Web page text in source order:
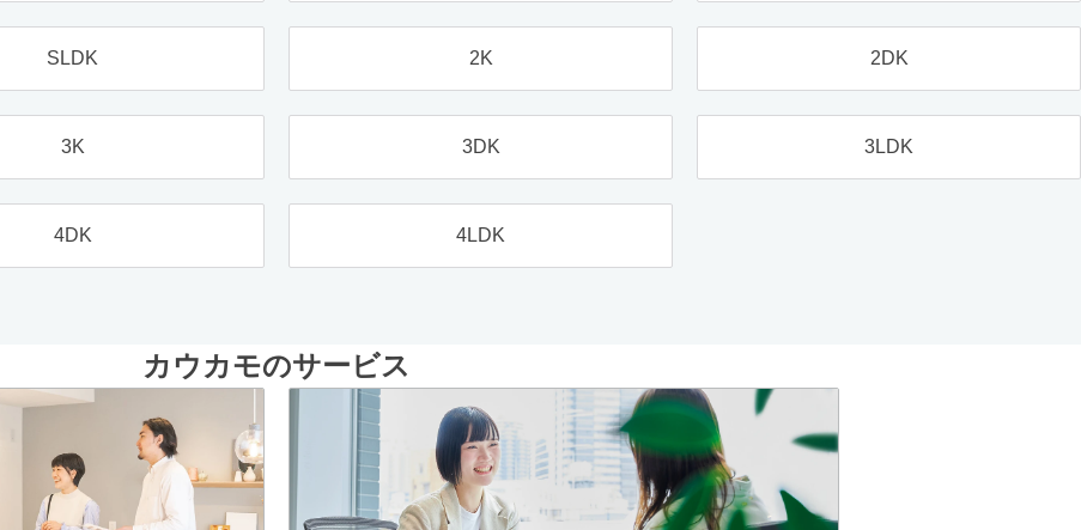
SLDK 2K 2DK
3K 3DK 3LDK
4DK 4LDK
カウカモのサービス